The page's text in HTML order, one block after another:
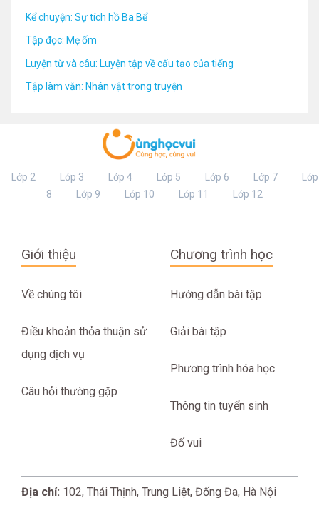
Kể chuyện: Sự tích hồ Ba Bể
Tập đọc: Mẹ ốm
Luyện từ và câu: Luyện tập về cấu tạo của tiếng
Tập làm văn: Nhân vật trong truyện
Lớp 2 Lớp 3 Lớp 4 Lớp 5 Lớp 6 Lớp 7
Lớp
8
Lớp 9 Lớp 10 Lớp 11 Lớp 12
Giới thiệu
Về chúng tôi
Điều khoản thỏa thuận sử
dụng dịch vụ
Câu hỏi thường gặp
Chương trình học
Hướng dẫn bài tập
Giải bài tập
Phương trình hóa học
Thông tin tuyển sinh
Đố vui
Địa chỉ: 102, Thái Thịnh, Trung Liệt, Đống Đa, Hà Nội